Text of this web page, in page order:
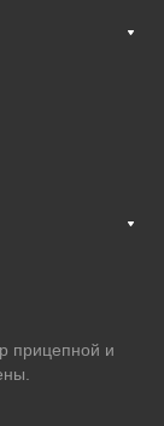
прицепной и